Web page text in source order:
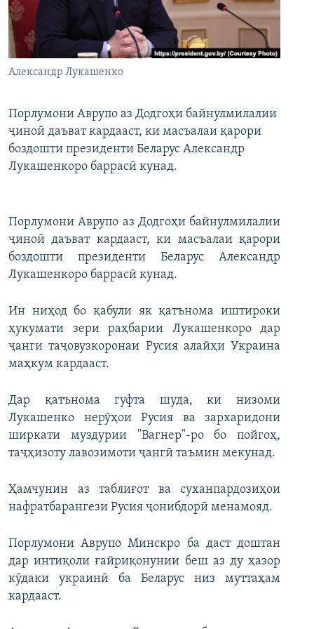
ГУЗОРИШҲОИ РАДИОӢ
Русский
Ҳамаи сомонаҳои RFE/RL
Александр Лукашенко
Порлумони Аврупо аз Додгоҳи байнулмилалии
ҷиноӣ даъват кардааст, ки масъалаи қарори
боздошти президенти Беларус Александр
Лукашенкоро баррасӣ кунад.
Порлумони Аврупо аз Додгоҳи байнулмилалии
ҷиноӣ даъват кардааст, ки масъалаи қарори
боздошти президенти Беларус Александр
Лукашенкоро баррасӣ кунад.
Ин ниҳод бо қабули як қатънома иштироки
ҳукумати зери раҳбарии Лукашенкоро дар
ҷанги таҷовузкоронаи Русия алайҳи Украина
маҳкум кардааст.
Дар қатънома гуфта шуда, ки низоми
Лукашенко нерӯҳои Русия ва зархаридони
ширкати муздурии "Вагнер"-ро бо пойгоҳ,
таҷҳизоту лавозимоти ҷангӣ таъмин мекунад.
Ҳамчунин аз таблиғот ва суханпардозиҳои
нафратбарангези Русия ҷонибдорӣ менамояд.
Порлумони Аврупо Минскро ба даст доштан
дар интиқоли ғайриқонунии беш аз ду ҳазор
кӯдаки украинӣ ба Беларус низ муттаҳам
кардааст.